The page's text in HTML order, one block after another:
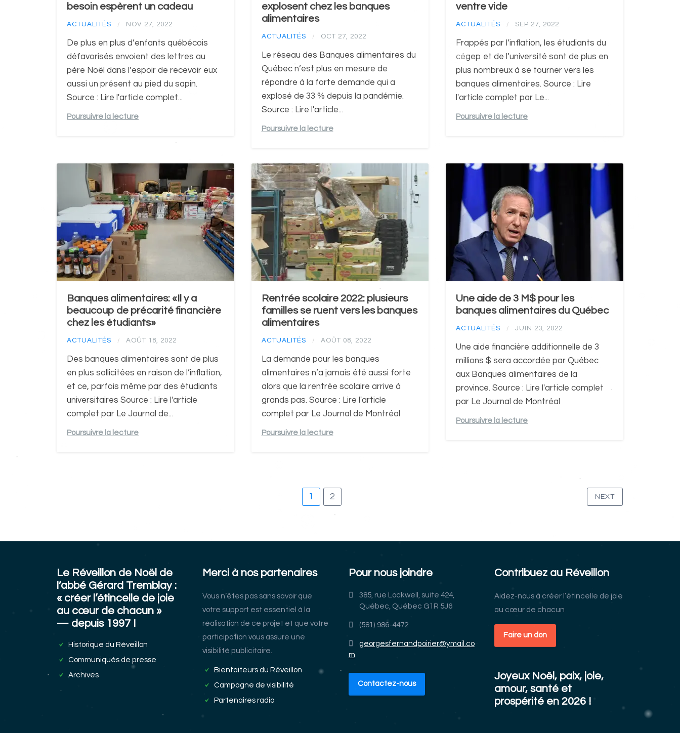
besoin espèrent un cadeau
ACTUALITÉS / NOV 27, 2022
De plus en plus d’enfants québécois
défavorisés envoient des lettres au
père Noël dans l’espoir de recevoir eux
aussi un présent au pied du sapin.
Source : Lire l'article complet...
Poursuivre la lecture
explosent chez les banques
alimentaires
ACTUALITÉS / OCT 27, 2022
Le réseau des Banques alimentaires du
Québec n’est plus en mesure de
répondre à la forte demande qui a
explosé de 33 % depuis la pandémie.
Source : Lire l'article...
Poursuivre la lecture
ventre vide
ACTUALITÉS / SEP 27, 2022
Frappés par l’inflation, les étudiants du
cégep et de l’université sont de plus en
plus nombreux à se tourner vers les
banques alimentaires. Source : Lire
l'article complet par Le...
Poursuivre la lecture
Banques alimentaires: «Il y a
beaucoup de précarité financière
chez les étudiants»
ACTUALITÉS / AOÛT 18, 2022
Des banques alimentaires sont de plus
en plus sollicitées en raison de l’inflation,
et ce, parfois même par des étudiants
universitaires Source : Lire l'article
complet par Le Journal de...
Poursuivre la lecture
Rentrée scolaire 2022: plusieurs
familles se ruent vers les banques
alimentaires
ACTUALITÉS / AOÛT 08, 2022
La demande pour les banques
alimentaires n’a jamais été aussi forte
alors que la rentrée scolaire arrive à
grands pas. Source : Lire l'article
complet par Le Journal de Montréal
Poursuivre la lecture
Une aide de 3 M$ pour les
banques alimentaires du Québec
ACTUALITÉS / JUIN 23, 2022
Une aide financière additionnelle de 3
millions $ sera accordée par Québec
aux Banques alimentaires de la
province. Source : Lire l'article complet
par Le Journal de Montréal
Poursuivre la lecture
1 2 NEXT
Le Réveillon de Noël de
l’abbé Gérard Tremblay :
« créer l’étincelle de joie
au cœur de chacun »
— depuis 1997 !
Historique du Réveillon
Communiqués de presse
Archives
Merci à nos partenaires
Vous n’êtes pas sans savoir que
votre support est essentiel à la
réalisation de ce projet et que votre
participation vous assure une
visibilité publicitaire.
Bienfaiteurs du Réveillon
Campagne de visibilité
Partenaires radio
Pour nous joindre
385, rue Lockwell, suite 424,
Québec, Québec G1R 5J6
(581) 986-4472
georgesfernandpoirier@ymail.co
m
Contactez-nous
Contribuez au Réveillon
Aidez-nous à créer l’étincelle de joie
au cœur de chacun
Faire un don
Joyeux Noël, paix, joie,
amour, santé et
prospérité en 2026 !